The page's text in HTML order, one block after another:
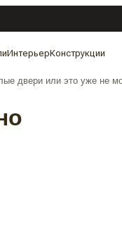
ИнтерьерКонструкции
двери или это уже не